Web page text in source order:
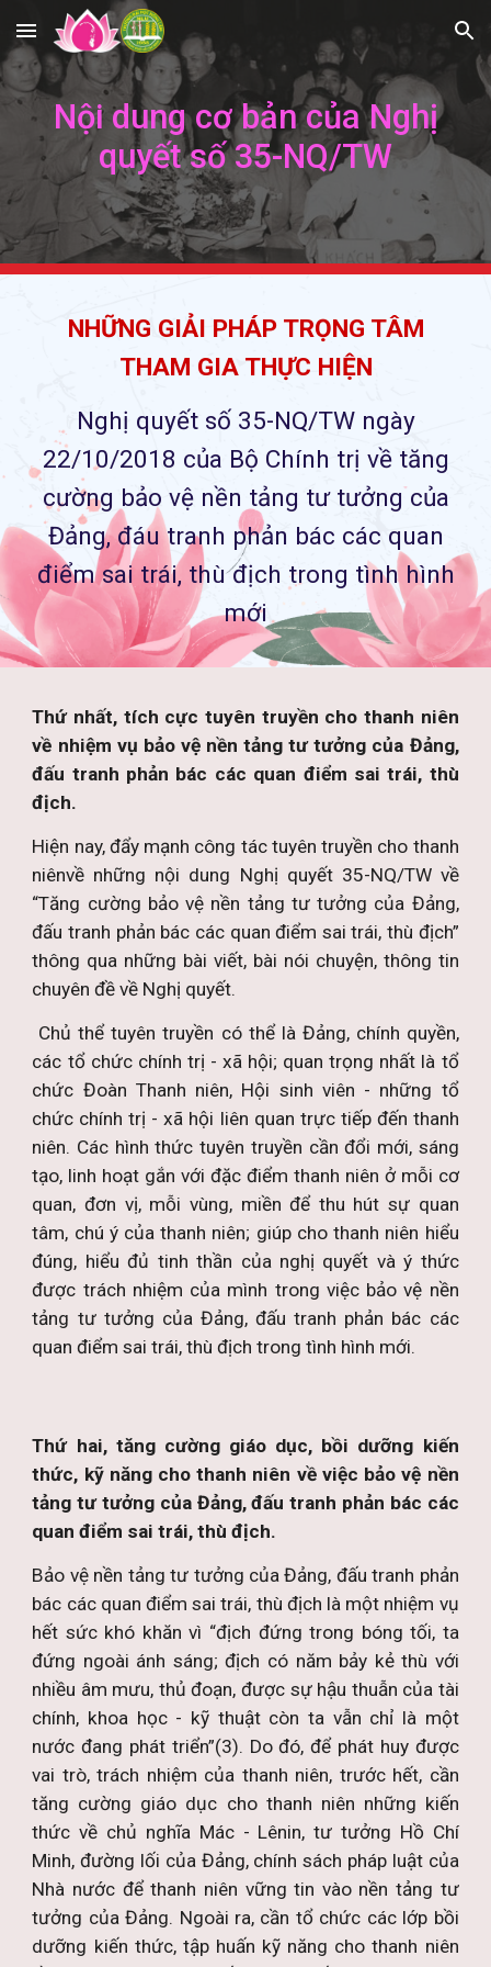
Skip to main content Skip to navigation
Nội dung cơ bản của Nghị
quyết số 35-NQ/TW
NHỮNG GIẢI PHÁP TRỌNG TÂM
THAM GIA THỰC HIỆN
Nghị quyết số 35-NQ/TW ngày
22/10/2018 của Bộ Chính trị về tăng
cường bảo vệ nền tảng tư tưởng của
Đảng, đáu tranh phản bác các quan
điểm sai trái, thù địch trong tình hình
mới
Thứ nhất, tích cực tuyên truyền cho thanh niên
về nhiệm vụ bảo vệ nền tảng tư tưởng của Đảng,
đấu tranh phản bác các quan điểm sai trái, thù
địch.
Hiện nay, đẩy mạnh công tác tuyên truyền cho thanh
niênvề những nội dung Nghị quyết 35-NQ/TW về
“Tăng cường bảo vệ nền tảng tư tưởng của Đảng,
đấu tranh phản bác các quan điểm sai trái, thù địch”
thông qua những bài viết, bài nói chuyện, thông tin
chuyên đề về Nghị quyết.
Chủ thể tuyên truyền có thể là Đảng, chính quyền,
các tổ chức chính trị - xã hội; quan trọng nhất là tổ
chức Đoàn Thanh niên, Hội sinh viên - những tổ
chức chính trị - xã hội liên quan trực tiếp đến thanh
niên. Các hình thức tuyên truyền cần đổi mới, sáng
tạo, linh hoạt gắn với đặc điểm thanh niên ở mỗi cơ
quan, đơn vị, mỗi vùng, miền để thu hút sự quan
tâm, chú ý của thanh niên; giúp cho thanh niên hiểu
đúng, hiểu đủ tinh thần của nghị quyết và ý thức
được trách nhiệm của mình trong việc bảo vệ nền
tảng tư tưởng của Đảng, đấu tranh phản bác các
quan điểm sai trái, thù địch trong tình hình mới.
Thứ hai, tăng cường giáo dục, bồi dưỡng kiến
thức, kỹ năng cho thanh niên về việc bảo vệ nền
tảng tư tưởng của Đảng, đấu tranh phản bác các
quan điểm sai trái, thù địch.
Bảo vệ nền tảng tư tưởng của Đảng, đấu tranh phản
bác các quan điểm sai trái, thù địch là một nhiệm vụ
hết sức khó khăn vì “địch đứng trong bóng tối, ta
đứng ngoài ánh sáng; địch có năm bảy kẻ thù với
nhiều âm mưu, thủ đoạn, được sự hậu thuẫn của tài
chính, khoa học - kỹ thuật còn ta vẫn chỉ là một
nước đang phát triển”(3). Do đó, để phát huy được
vai trò, trách nhiệm của thanh niên, trước hết, cần
tăng cường giáo dục cho thanh niên những kiến
thức về chủ nghĩa Mác - Lênin, tư tưởng Hồ Chí
Minh, đường lối của Đảng, chính sách pháp luật của
Nhà nước để thanh niên vững tin vào nền tảng tư
tưởng của Đảng. Ngoài ra, cần tổ chức các lớp bồi
dưỡng kiến thức, tập huấn kỹ năng cho thanh niên